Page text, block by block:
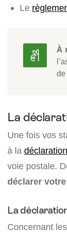
Le
À
de
La
Une fois vos
à la
voie postale.
déclarer
La
Concernant